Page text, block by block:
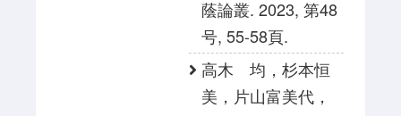
蔭論叢. 2023, 第48
号, 55-58頁.
高木 均，杉本恒
美，片山富美代，